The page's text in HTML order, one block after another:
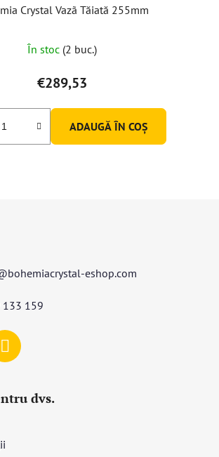
Crystal Vazã Tăiată 255mm
medie
a
produsului
este
5,0
În stoc (2 buc.)
€289,53
ADAUGĂ ÎN COŞ
bohemiacrystal-eshop.com
159
dvs.